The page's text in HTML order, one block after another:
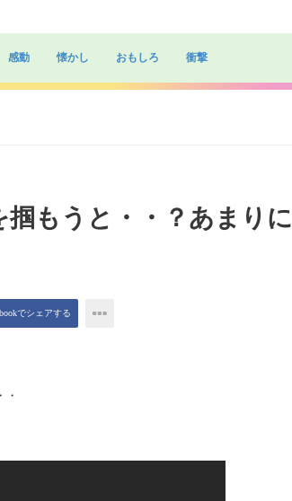
感動 懐かし おもしろ 衝撃
もうと・・？あまりに
でシェアする